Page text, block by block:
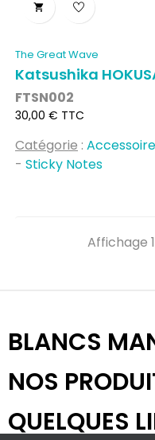

The Great Wave
Katsushika
FTSN002
Prix
30,00 € TTC
Catégorie :
- Sticky Notes
Affichage
BLANCS
NOS
QUELQUES